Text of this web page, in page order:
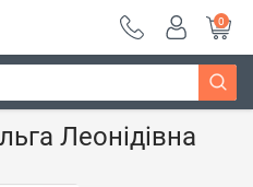
0
книга - "Богдан"
Леонідівна